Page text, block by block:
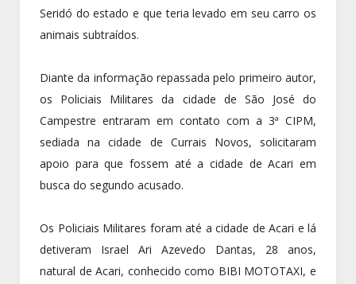
Seridó do estado e que teria levado em seu carro os
animais subtraídos.
Diante da informação repassada pelo primeiro autor,
os Policiais Militares da cidade de São José do
Campestre entraram em contato com a 3ª CIPM,
sediada na cidade de Currais Novos, solicitaram
apoio para que fossem até a cidade de Acari em
busca do segundo acusado.
Os Policiais Militares foram até a cidade de Acari e lá
detiveram Israel Ari Azevedo Dantas, 28 anos,
natural de Acari, conhecido como BIBI MOTOTAXI, e